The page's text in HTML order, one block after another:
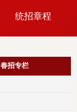
统招章程
春招专栏